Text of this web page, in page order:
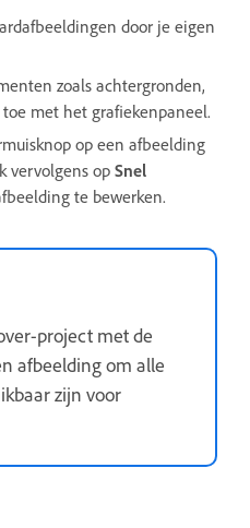
door je eigen
zoals achtergronden,
met het grafiekenpaneel.
op een afbeelding
vervolgens op Snel
te bewerken.
project met de
afbeelding om alle
zijn voor